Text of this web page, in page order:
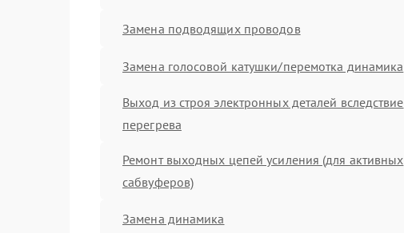
Замена подводящих проводов
Замена голосовой катушки/перемотка динамика
Выход из строя электронных деталей вследствие
перегрева
Ремонт выходных цепей усиления (для активных
сабвуферов)
Замена динамика